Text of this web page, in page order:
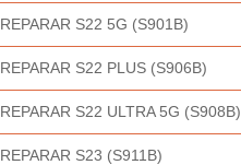
REPARAR S22 5G (S901B)
REPARAR S22 PLUS (S906B)
REPARAR S22 ULTRA 5G (S908B)
REPARAR S23 (S911B)